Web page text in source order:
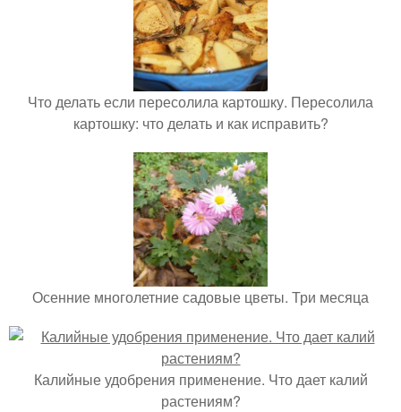
Что делать если пересолила картошку. Пересолила
картошку: что делать и как исправить?
Осенние многолетние садовые цветы. Три месяца
Калийные удобрения применение. Что дает калий
растениям?